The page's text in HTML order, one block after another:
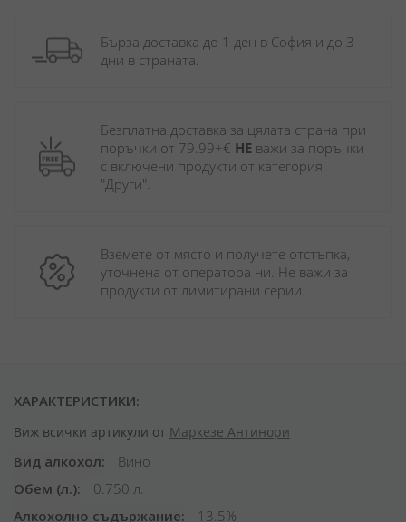
Бърза доставка до 1 ден в София и до 3
дни в страната.
Безплатна доставка за цялата страна при
поръчки от 79.99+€ НЕ важи за поръчки
с включени продукти от категория
"Други".
Вземете от място и получете отстъпка,
уточнена от оператора ни. Не важи за
продукти от лимитирани серии.
ХАРАКТЕРИСТИКИ:
Виж всички артикули от Маркезе Антинори
Вид алкохол
Вино
Обем (л.)
0.750 л.
Алкохолно съдържание
13.5%